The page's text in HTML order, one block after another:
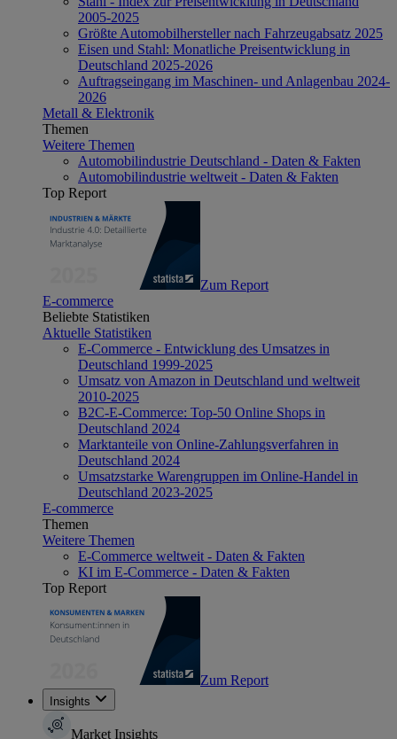
2005-2025
Größte Automobilhersteller nach Fahrzeugabsatz 2025
Eisen und Stahl: Monatliche Preisentwicklung in
Deutschland 2025-2026
Auftragseingang im Maschinen- und Anlagenbau 2024-
2026
Metall & Elektronik
Themen
Weitere Themen
Automobilindustrie Deutschland - Daten & Fakten
Automobilindustrie weltweit - Daten & Fakten
Top Report
Zum Report
E-commerce
Beliebte Statistiken
Aktuelle Statistiken
E-Commerce - Entwicklung des Umsatzes in
Deutschland 1999-2025
Umsatz von Amazon in Deutschland und weltweit
2010-2025
B2C-E-Commerce: Top-50 Online Shops in
Deutschland 2024
Marktanteile von Online-Zahlungsverfahren in
Deutschland 2024
Umsatzstarke Warengruppen im Online-Handel in
Deutschland 2023-2025
E-commerce
Themen
Weitere Themen
E-Commerce weltweit - Daten & Fakten
KI im E-Commerce - Daten & Fakten
Top Report
Zum Report
Insights
Market Insights